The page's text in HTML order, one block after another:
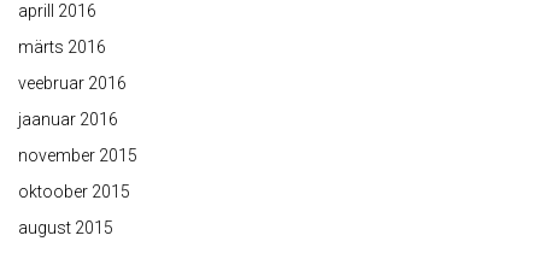
aprill 2016
märts 2016
veebruar 2016
jaanuar 2016
november 2015
oktoober 2015
august 2015